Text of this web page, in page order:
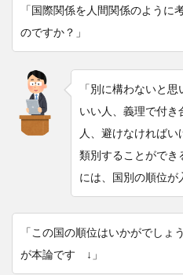
「国際関係を人間関係のように
のですか？」
「別に構わないと
いい人、義理で付
人、避けなければ
類別することができ
には、国別の順位が
「この国の順位はいかがでし
が本論です ↓」